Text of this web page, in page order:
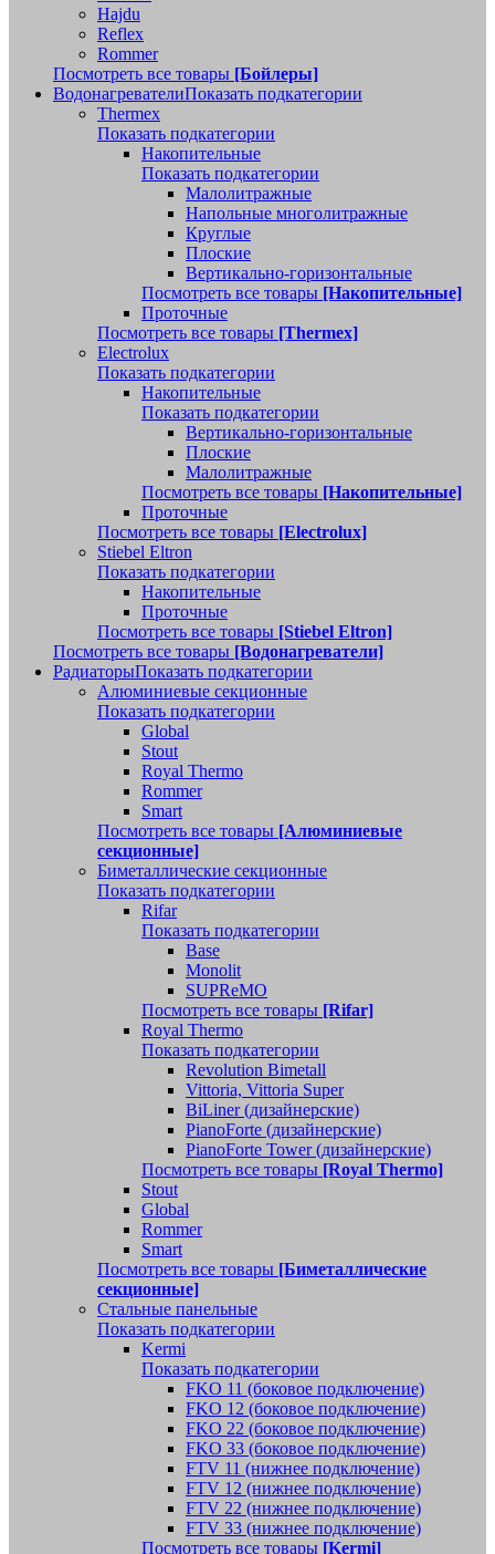
Hajdu
Reflex
Rommer
Посмотреть все товары [Бойлеры]
ВодонагревателиПоказать подкатегории
Thermex
Показать подкатегории
Накопительные
Показать подкатегории
Малолитражные
Напольные многолитражные
Круглые
Плоские
Вертикально-горизонтальные
Посмотреть все товары [Накопительные]
Проточные
Посмотреть все товары [Thermex]
Electrolux
Показать подкатегории
Накопительные
Показать подкатегории
Вертикально-горизонтальные
Плоские
Малолитражные
Посмотреть все товары [Накопительные]
Проточные
Посмотреть все товары [Electrolux]
Stiebel Eltron
Показать подкатегории
Накопительные
Проточные
Посмотреть все товары [Stiebel Eltron]
Посмотреть все товары [Водонагреватели]
РадиаторыПоказать подкатегории
Алюминиевые секционные
Показать подкатегории
Global
Stout
Royal Thermo
Rommer
Smart
Посмотреть все товары [Алюминиевые
секционные]
Биметаллические секционные
Показать подкатегории
Rifar
Показать подкатегории
Base
Monolit
SUPReMO
Посмотреть все товары [Rifar]
Royal Thermo
Показать подкатегории
Revolution Bimetall
Vittoria, Vittoria Super
BiLiner (дизайнерские)
PianoForte (дизайнерские)
PianoForte Tower (дизайнерские)
Посмотреть все товары [Royal Thermo]
Stout
Global
Rommer
Smart
Посмотреть все товары [Биметаллические
секционные]
Стальные панельные
Показать подкатегории
Kermi
Показать подкатегории
FKO 11 (боковое подключение)
FKO 12 (боковое подключение)
FKO 22 (боковое подключение)
FKO 33 (боковое подключение)
FTV 11 (нижнее подключение)
FTV 12 (нижнее подключение)
FTV 22 (нижнее подключение)
FTV 33 (нижнее подключение)
Посмотреть все товары [Kermi]